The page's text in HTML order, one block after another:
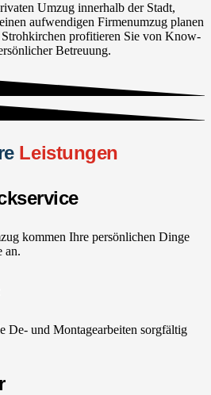
Umzug innerhalb der Stadt,
aufwendigen Firmenumzug planen
profitieren Sie von Know-
Betreuung.
Leistungen
kommen Ihre persönlichen Dinge
an.
De- und Montagearbeiten sorgfältig